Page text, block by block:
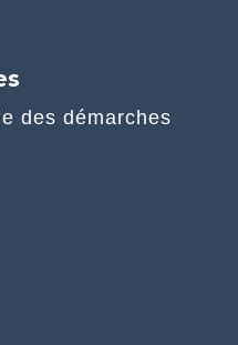
des démarches